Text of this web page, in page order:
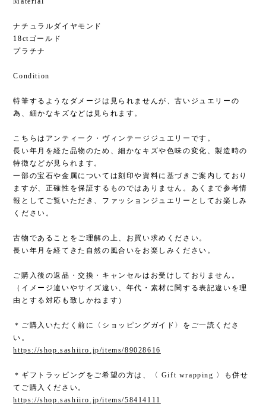
Material
ナチュラルダイヤモンド
18ctゴールド
プラチナ
Condition
特筆するようなダメージは見られませんが、古いジュエリーの
為、細かなキズなどは見られます。
こちらはアンティーク・ヴィンテージジュエリーです。
長い年月を経た品物のため、細かなキズや色味の変化、製造時の
特徴などが見られます。
一部の宝石や金属については刻印や資料に基づきご案内しており
ますが、正確性を保証するものではありません。あくまで参考情
報としてご覧いただき、ファッションジュエリーとしてお楽しみ
ください。
古物であることをご理解の上、お買い求めください。
長い年月を経てきた自然の風合いをお楽しみください。
ご購入後の返品・交換・キャンセルはお受けしておりません。
（イメージ違いやサイズ違い、年代・素材に関する表記違いを理
由とする対応も致しかねます）
＊ご購入いただく前に〈ショッピングガイド〉をご一読くださ
い。
https://shop.sashiiro.jp/items/89028616
＊ギフトラッピングをご希望の方は、〈 Gift wrapping 〉も併せ
てご購入ください。
https://shop.sashiiro.jp/items/58414111